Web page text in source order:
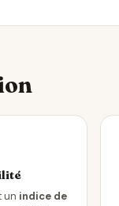
un indice de